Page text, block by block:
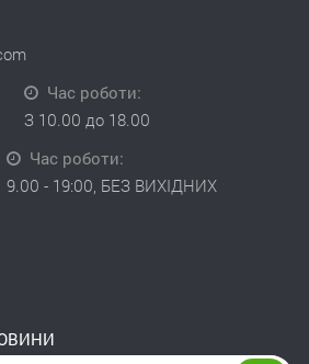
Час роботи:
З 10.00 до 18.00
Час роботи:
9.00 - 19:00, БЕЗ ВИХІДНИХ